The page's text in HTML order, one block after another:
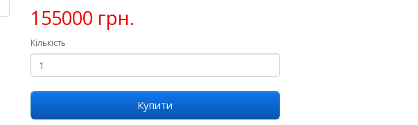
155000 грн.
Кількість
Купити